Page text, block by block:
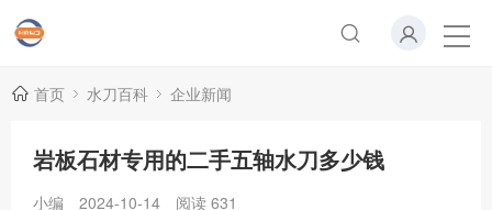
首页 水刀百科 企业新闻
岩板石材专用的二手五轴水刀多少钱
小编 2024-10-14 阅读 631